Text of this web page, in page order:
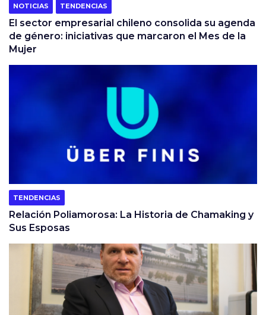
NOTICIAS TENDENCIAS
El sector empresarial chileno consolida su agenda
de género: iniciativas que marcaron el Mes de la
Mujer
TENDENCIAS
Relación Poliamorosa: La Historia de Chamaking y
Sus Esposas